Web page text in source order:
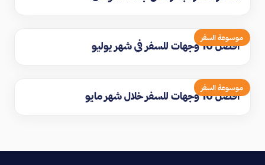
موسوعة السفر
افضل 10 وجهات للسفر في شهر يوليو
موسوعة السفر
افضل 10 وجهات للسفر خلال شهر مايو